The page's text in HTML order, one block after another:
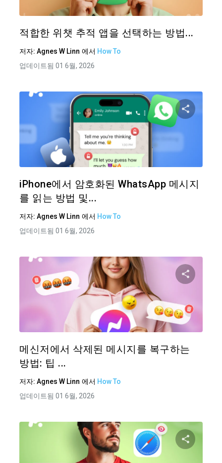
적합한 위챗 추적 앱을 선택하는 방법...
저자: Agnes W Linn 에서 How To
업데이트됨 01 6월, 2026
iPhone에서 암호화된 WhatsApp 메시지
를 읽는 방법 및...
저자: Agnes W Linn 에서 How To
업데이트됨 01 6월, 2026
메신저에서 삭제된 메시지를 복구하는
방법: 팁 ...
저자: Agnes W Linn 에서 How To
업데이트됨 01 6월, 2026